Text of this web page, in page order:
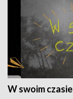
W swoim czasie